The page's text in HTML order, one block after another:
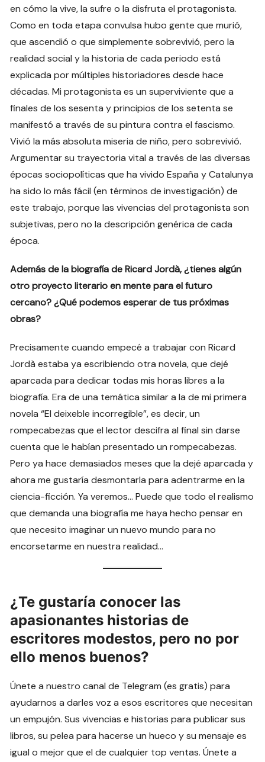
en cómo la vive, la sufre o la disfruta el protagonista.
Como en toda etapa convulsa hubo gente que murió,
que ascendió o que simplemente sobrevivió, pero la
realidad social y la historia de cada periodo está
explicada por múltiples historiadores desde hace
décadas. Mi protagonista es un superviviente que a
finales de los sesenta y principios de los setenta se
manifestó a través de su pintura contra el fascismo.
Vivió la más absoluta miseria de niño, pero sobrevivió.
Argumentar su trayectoria vital a través de las diversas
épocas sociopolíticas que ha vivido España y Catalunya
ha sido lo más fácil (en términos de investigación) de
este trabajo, porque las vivencias del protagonista son
subjetivas, pero no la descripción genérica de cada
época.
Además de la biografía de Ricard Jordà, ¿tienes algún
otro proyecto literario en mente para el futuro
cercano? ¿Qué podemos esperar de tus próximas
obras?
Precisamente cuando empecé a trabajar con Ricard
Jordà estaba ya escribiendo otra novela, que dejé
aparcada para dedicar todas mis horas libres a la
biografía. Era de una temática similar a la de mi primera
novela “El deixeble incorregible”, es decir, un
rompecabezas que el lector descifra al final sin darse
cuenta que le habían presentado un rompecabezas.
Pero ya hace demasiados meses que la dejé aparcada y
ahora me gustaría desmontarla para adentrarme en la
ciencia-ficción. Ya veremos… Puede que todo el realismo
que demanda una biografía me haya hecho pensar en
que necesito imaginar un nuevo mundo para no
encorsetarme en nuestra realidad…
¿Te gustaría conocer las
apasionantes historias de
escritores modestos, pero no por
ello menos buenos?
Únete a nuestro canal de Telegram (es gratis) para
ayudarnos a darles voz a esos escritores que necesitan
un empujón. Sus vivencias e historias para publicar sus
libros, su pelea para hacerse un hueco y su mensaje es
igual o mejor que el de cualquier top ventas. Únete a